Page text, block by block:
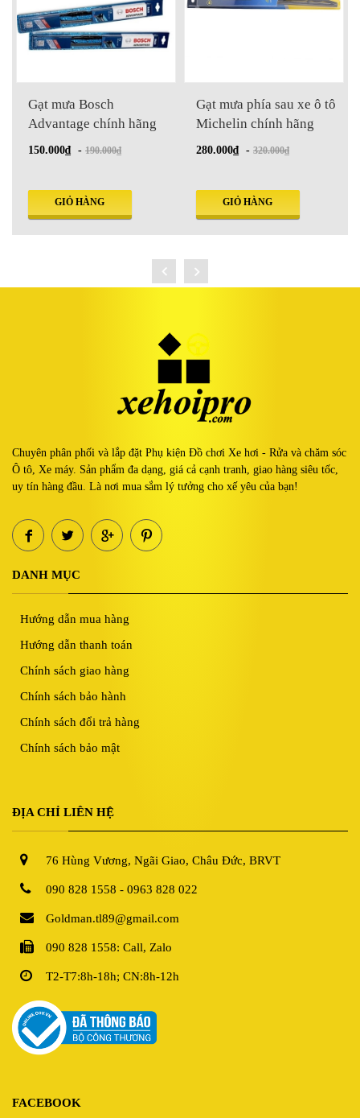
Gạt mưa Bosch
Advantage chính hãng
150.000₫ - 190.000₫
GIỎ HÀNG
Gạt mưa phía sau xe ô tô
Michelin chính hãng
280.000₫ - 320.000₫
GIỎ HÀNG
Chuyên phân phối và lắp đặt Phụ kiện Đồ chơi Xe hơi - Rửa và chăm sóc
Ô tô, Xe máy. Sản phẩm đa dạng, giá cả cạnh tranh, giao hàng siêu tốc,
uy tín hàng đầu. Là nơi mua sắm lý tưởng cho xế yêu của bạn!
DANH MỤC
Hướng dẫn mua hàng
Hướng dẫn thanh toán
Chính sách giao hàng
Chính sách bảo hành
Chính sách đổi trả hàng
Chính sách bảo mật
ĐỊA CHỈ LIÊN HỆ
76 Hùng Vương, Ngãi Giao, Châu Đức, BRVT
090 828 1558 - 0963 828 022
Goldman.tl89@gmail.com
090 828 1558: Call, Zalo
T2-T7:8h-18h; CN:8h-12h
FACEBOOK